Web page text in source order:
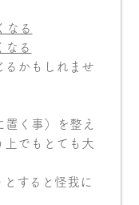
なる
なる
るかもしれませ
く事）を整え
上でもとても大
すると怪我に